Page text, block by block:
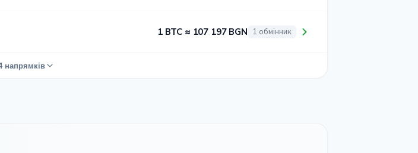
1 BTC ≈ 107 197 BGN 1 обмінник
напрямків